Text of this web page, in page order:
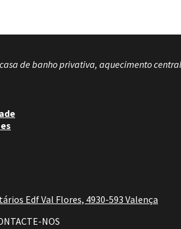
de banho privativa, aquecimento
Edf Val Flores, 4930-593 Valença
NOS